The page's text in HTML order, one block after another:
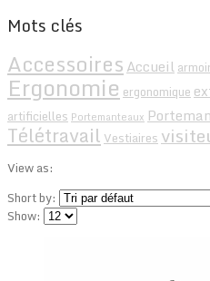
Mots clés
Accessoires Accueil
Ergonomieergonomique
artificielles Portemanteaux
Télétravail Vestiaires
View as:
Short by:
Show: